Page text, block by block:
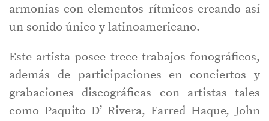
armonías con elementos rítmicos creando así
un sonido único y latinoamericano.
Este artista posee trece trabajos fonográficos,
además de participaciones en conciertos y
grabaciones discográficas con artistas tales
como Paquito D’ Rivera, Farred Haque, John